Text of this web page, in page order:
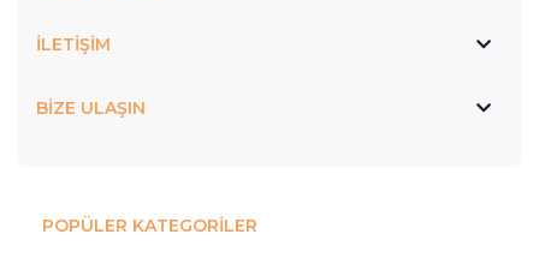
İLETİŞİM
BİZE ULAŞIN
POPÜLER KATEGORİLER